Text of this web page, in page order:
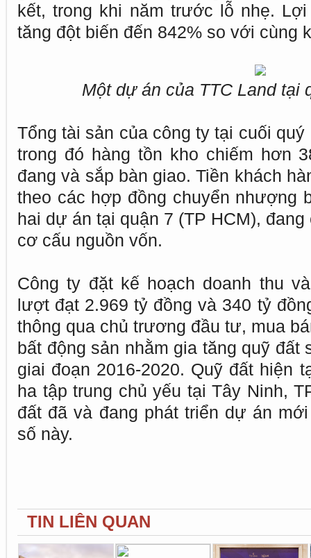
kết, trong khi năm trước lỗ nhẹ.
tăng đột biến đến 842% so với cùng
Một dự án của TTC Land tại
Tổng tài sản của công ty tại cuối
trong đó hàng tồn kho chiếm hơn
đang và sắp bàn giao. Tiền khách
theo các hợp đồng chuyển nhượng
hai dự án tại quận 7 (TP HCM),
cơ cấu nguồn vốn.
Công ty đặt kế hoạch doanh thu
lượt đạt 2.969 tỷ đồng và 340 tỷ
thông qua chủ trương đầu tư, mua
bất động sản nhằm gia tăng quỹ
giai đoạn 2016-2020. Quỹ đất hiện
ha tập trung chủ yếu tại Tây Ninh,
đất đã và đang phát triển dự án
số này.
TIN LIÊN QUAN